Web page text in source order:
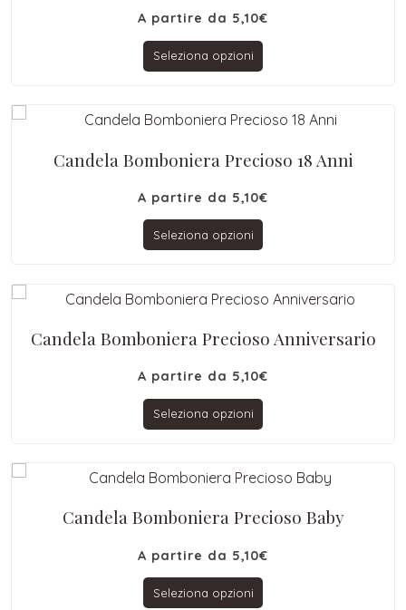
A partire da 5,10€
Seleziona opzioni
Candela Bomboniera Precioso 18 Anni
A partire da 5,10€
Seleziona opzioni
Candela Bomboniera Precioso Anniversario
A partire da 5,10€
Seleziona opzioni
Candela Bomboniera Precioso Baby
A partire da 5,10€
Seleziona opzioni